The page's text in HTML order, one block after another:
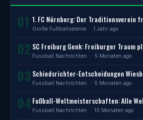
01 1. FC Nürnberg: Der Traditionsverein
Große Fußballvereine · 1 Jahr ago
02 SC Freiburg Genk: Freiburger Traum
Fussball Nachrichten · 5 Monaten ago
03 Schiedsrichter-Entscheidungen
Fussball Nachrichten · 5 Monaten ago
04 Fußball-Weltmeisterschaften: Alle
Fussball Nachrichten · 10 Monaten ago